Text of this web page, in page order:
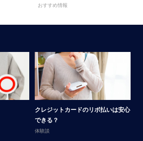
おすすめ情報
クレジットカードのリボ払いは安心
できる？
体験談